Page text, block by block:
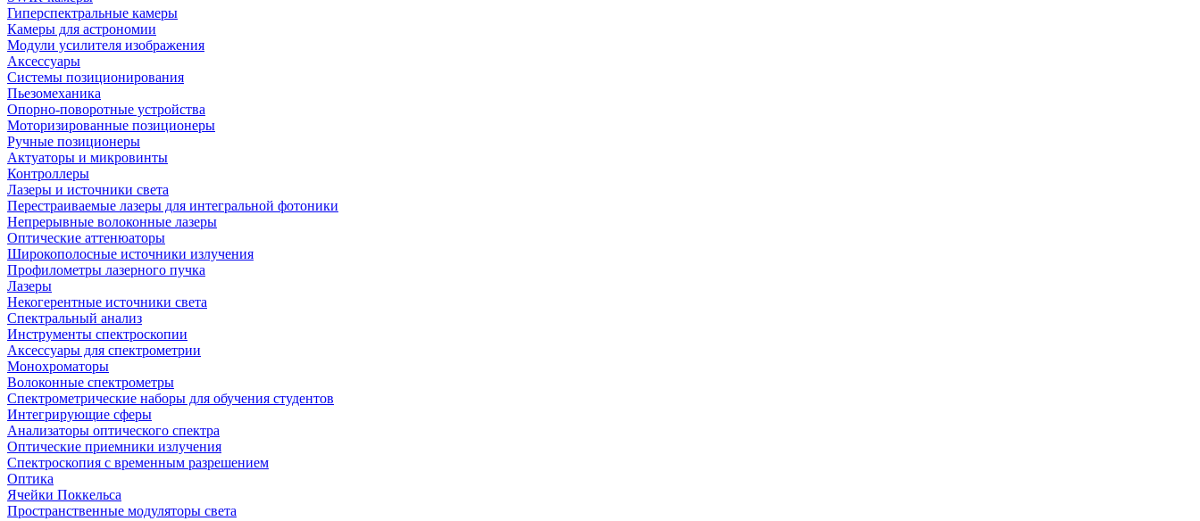
Гиперспектральные камеры
Камеры для астрономии
Модули усилителя изображения
Аксессуары
Системы позиционирования
Пьезомеханика
Опорно-поворотные устройства
Моторизированные позиционеры
Ручные позиционеры
Актуаторы и микровинты
Контроллеры
Лазеры и источники света
Перестраиваемые лазеры для интегральной фотоники
Непрерывные волоконные лазеры
Оптические аттенюаторы
Широкополосные источники излучения
Профилометры лазерного пучка
Лазеры
Некогерентные источники света
Спектральный анализ
Инструменты спектроскопии
Аксессуары для спектрометрии
Монохроматоры
Волоконные спектрометры
Спектрометрические наборы для обучения студентов
Интегрирующие сферы
Анализаторы оптического спектра
Оптические приемники излучения
Спектроскопия с временным разрешением
Оптика
Ячейки Поккельса
Пространственные модуляторы света